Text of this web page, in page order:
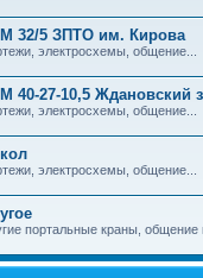
32/5 ЗПТО им. Кирова
электросхемы, общение...
40-27-10,5 Ждановский
электросхемы, общение...
электросхемы, общение...
портальные краны,